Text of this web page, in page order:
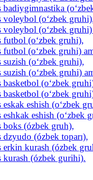
badiygimnastika
voleybol (o‘zbek
voleybol (o‘zbek
futbol (o‘zbek gruhi),
futbol (o‘zbek gruhi)
suzish (o‘zbek gruhi),
suzish (o‘zbek gruhi)
basketbol (o‘zbek
basketbol (o‘zbek
eskak eshish (o‘zbek
eshkak eshish (o‘zbek
boks (ózbek gruh),
dzyudo (ózbek toparı),
erkin kurash (ózbek
kurash (ózbek gurihi).